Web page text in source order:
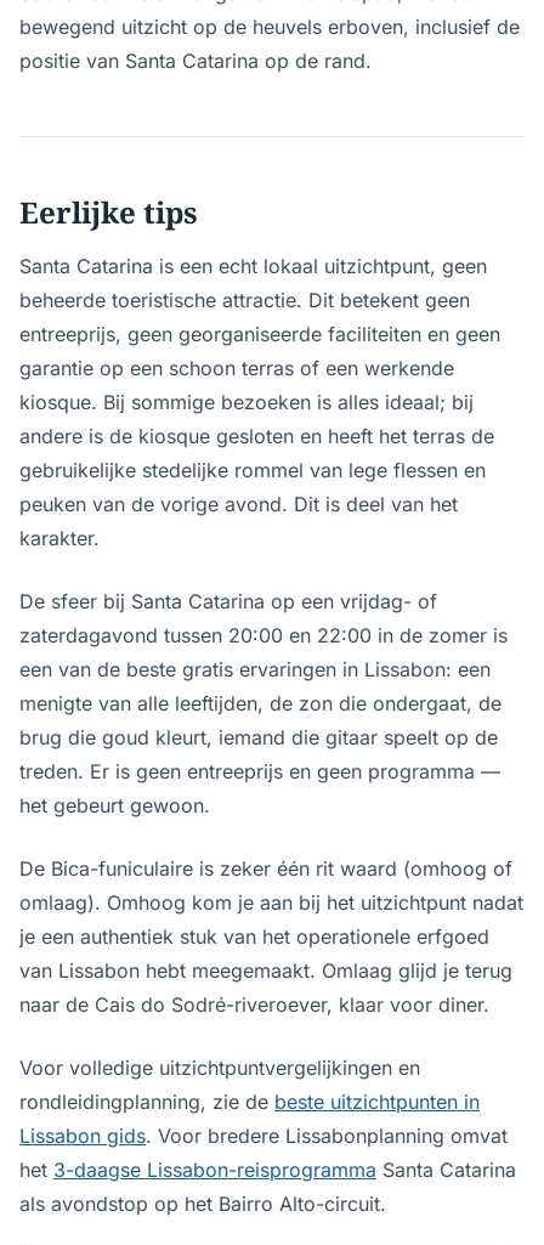
bewegend uitzicht op de heuvels erboven, inclusief de
positie van Santa Catarina op de rand.
Eerlijke tips
Santa Catarina is een echt lokaal uitzichtpunt, geen
beheerde toeristische attractie. Dit betekent geen
entreeprijs, geen georganiseerde faciliteiten en geen
garantie op een schoon terras of een werkende
kiosque. Bij sommige bezoeken is alles ideaal; bij
andere is de kiosque gesloten en heeft het terras de
gebruikelijke stedelijke rommel van lege flessen en
peuken van de vorige avond. Dit is deel van het
karakter.
De sfeer bij Santa Catarina op een vrijdag- of
zaterdagavond tussen 20:00 en 22:00 in de zomer is
een van de beste gratis ervaringen in Lissabon: een
menigte van alle leeftijden, de zon die ondergaat, de
brug die goud kleurt, iemand die gitaar speelt op de
treden. Er is geen entreeprijs en geen programma —
het gebeurt gewoon.
De Bica-funiculaire is zeker één rit waard (omhoog of
omlaag). Omhoog kom je aan bij het uitzichtpunt nadat
je een authentiek stuk van het operationele erfgoed
van Lissabon hebt meegemaakt. Omlaag glijd je terug
naar de Cais do Sodré-riveroever, klaar voor diner.
Voor volledige uitzichtpuntvergelijkingen en
rondleidingplanning, zie de beste uitzichtpunten in
Lissabon gids. Voor bredere Lissabonplanning omvat
het 3-daagse Lissabon-reisprogramma Santa Catarina
als avondstop op het Bairro Alto-circuit.